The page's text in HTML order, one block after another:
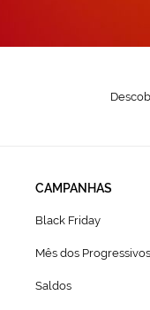
CAMPANHAS
Black Friday
Mês dos Progressivos
Saldos